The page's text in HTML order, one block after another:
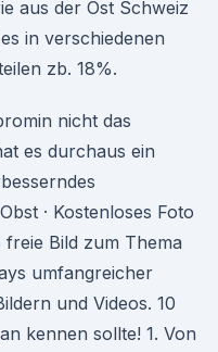
aus der Ost Schweiz
in verschiedenen
zb. 18%.
nicht das
es durchaus ein
· Kostenloses Foto
Bild zum Thema
umfangreicher
und Videos. 10
kennen sollte! 1. Von